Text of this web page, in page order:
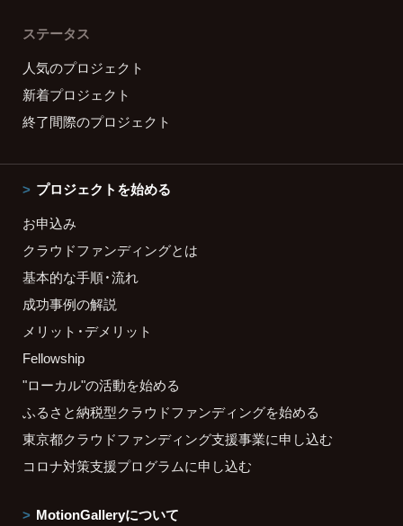
ステータス
人気のプロジェクト
新着プロジェクト
終了間際のプロジェクト
プロジェクトを始める
お申込み
クラウドファンディングとは
基本的な手順・流れ
成功事例の解説
メリット・デメリット
Fellowship
"ローカル"の活動を始める
ふるさと納税型クラウドファンディングを始める
東京都クラウドファンディング支援事業に申し込む
コロナ対策支援プログラムに申し込む
MotionGalleryについて